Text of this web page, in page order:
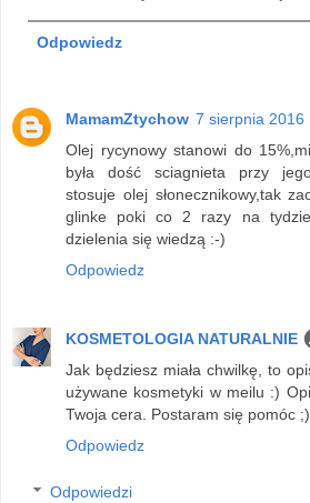
Odpowiedz
MamamZtychow 7 sierpnia 2016
Olej rycynowy stanowi do
była dość sciagnieta przy
stosuje olej słonecznikowy,tak
glinke poki co 2 razy na
dzielenia się wiedzą :-)
Odpowiedz
KOSMETOLOGIA NATURALNIE
Jak będziesz miała chwilkę, to
używane kosmetyki w meilu :)
Twoja cera. Postaram się pomóc ;)
Odpowiedz
Odpowiedzi